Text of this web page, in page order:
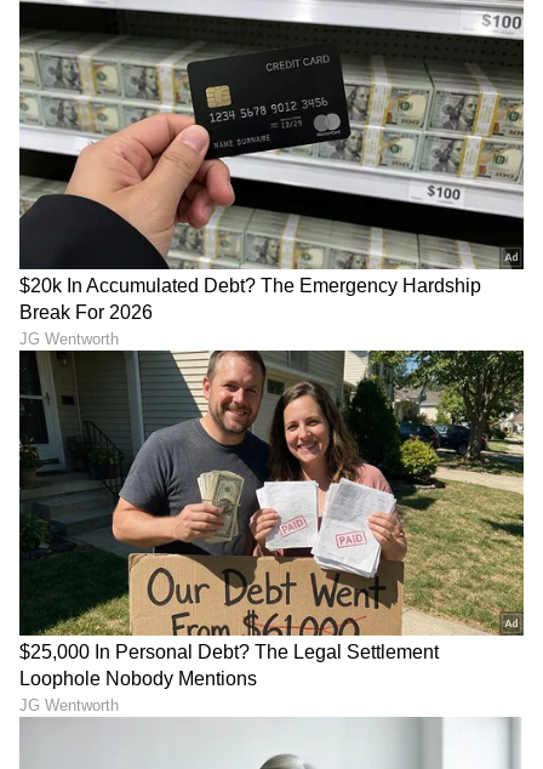
ಬಿಡುಗಡೆಗೆಯನ್ನೇ ನಿಲ್ಲಿಸಿತ್ತು. ಯಾಕಂದ್ರೆ ತಲೈವಾ ಸಿನಿಮಾದ
ಸಾಲುಗಳು ವಿಜಯ್ ರಾಜಕೀಯ ಪ್ರವೇಶದ ಮುನ್ಸೂಚನೆ
ಅಂತಾನೇ ಭಾವಿಸಲಾಗಿತ್ತು.
ವಿಜಯ್​ ಬೇಟಿಗೆ ಅವಕಾಶ ಕೊಟ್ಟಿರಲಿಲ್ಲ ಜಯಲಲಿತಾ..!
ತಲೈವಾ ಸಿನಿಮಾ ಬಿಡುಗಡೆಗೆ ತೊಂದರೆ ಆದಾಗ ದಳಪತಿ
ವಿಜಯ್ ಅಂದಿನ ಮುಂಖ್ಯಮಂತ್ರಿ ಜಯಲಲಿತಾರನ್ನ ಬೇಟಿ
ಮಾಡೋದಕ್ಕೆ ಭಾರಿ ಪ್ರಯತ್ನ ಪಟ್ಟಿದ್ರು. ಆದ್ರೆ ಅವತ್ತು
ಜಯಲಲಿತಾ ಅದಕ್ಕೆ ಅವಕಾಶವನ್ನೇ ಕೊಟ್ಟಿರಲಿಲ್ಲ. ಕೊನೆಗೆ
ವಿಜಯ್ ವಿಡಿಯೋ ಮೂಲಕ ಸರ್ಕಾರಕ್ಕೆ ಮನವಿ
ಮಾಡಿಕೊಳ್ಳಬೇಕಾಯಿತು. ಕೊನೆಗೆ ತಲೈವಾ ಸಿನಿಮಾ ಬೇರೆ
ಎಲ್ಲಾ ರಾಜ್ಯಗಳಲ್ಲೂ ರಿಲೀಸ್ ಆದ ಮೇಲೆ ತಮಿಳುನಾಡಿನಲ್ಲಿ
ಬಿಡುಗಡೆಗೆ ಅವಕಾಶ ಸಿಕ್ತು. ಭಟ್ ಈಗ ವಿಜಯ್​ ಆಟ
ಶುರುವಾಗಿದೆ. ಅಮ್ಮ ಕಟ್ಟಿ ಬಿಟ್ಟು ಹೋದ ದೊಡ್ಡ ಪಕ್ಷ
AIADMK ಇಂದು ವಿಜಯ್ ಗೆ ಬೆಂಬಲವಾಗಿ ನಿಂತಿದೆ. ಅಮ್ಮನ
ಕೋಟೆ ಇನ್ನು ಎದ್ದು ನಿಲ್ಲದಷ್ಟು ಬಿದ್ದು ಮಣ್ಣಾಗಿದೆ.
ಹೆಚ್ಚಿನ ಮಾಹಿತಿಗೆ ವಿಡಿಯೋ ನೋಡಿ..